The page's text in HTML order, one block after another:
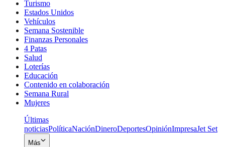
Turismo
Estados Unidos
Vehículos
Semana Sostenible
Finanzas Personales
4 Patas
Salud
Loterías
Educación
Contenido en colaboración
Semana Rural
Mujeres
Últimas
noticiasPolíticaNaciónDineroDeportesOpiniónImpresaJet Set
Más